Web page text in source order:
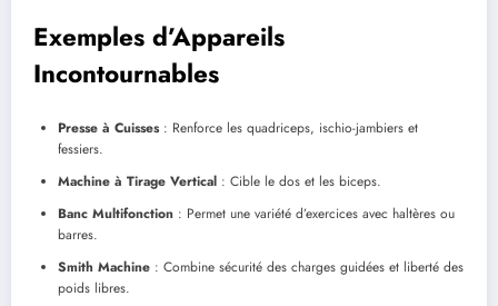
Exemples d’Appareils
Incontournables
Presse à Cuisses: Renforce les quadriceps, ischio-jambiers et
fessiers.
Machine à Tirage Vertical : Cible le dos et les biceps.
Banc Multifonction : Permet une variété d’exercices avec haltères ou
barres.
Smith Machine : Combine sécurité des charges guidées et liberté des
poids libres.